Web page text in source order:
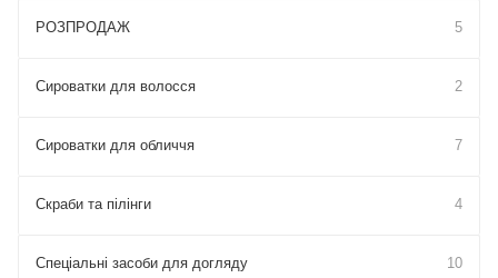
РОЗПРОДАЖ 5
Сироватки для волосся 2
Сироватки для обличчя 7
Скраби та пілінги 4
Спеціальні засоби для догляду 10